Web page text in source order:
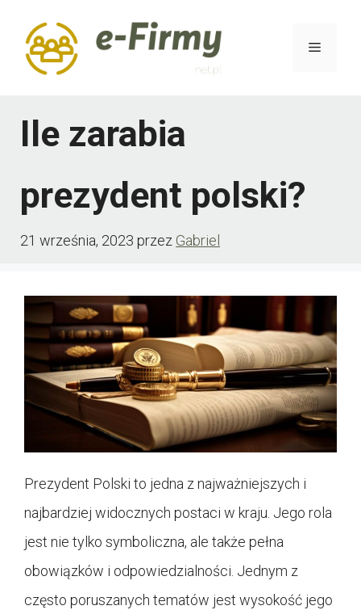
treści
Menu
Ile zarabia
prezydent polski?
21 września, 2023 przez Gabriel
Prezydent Polski to jedna z najważniejszych i
najbardziej widocznych postaci w kraju. Jego rola
jest nie tylko symboliczna, ale także pełna
obowiązków i odpowiedzialności. Jednym z
często poruszanych tematów jest wysokość jego